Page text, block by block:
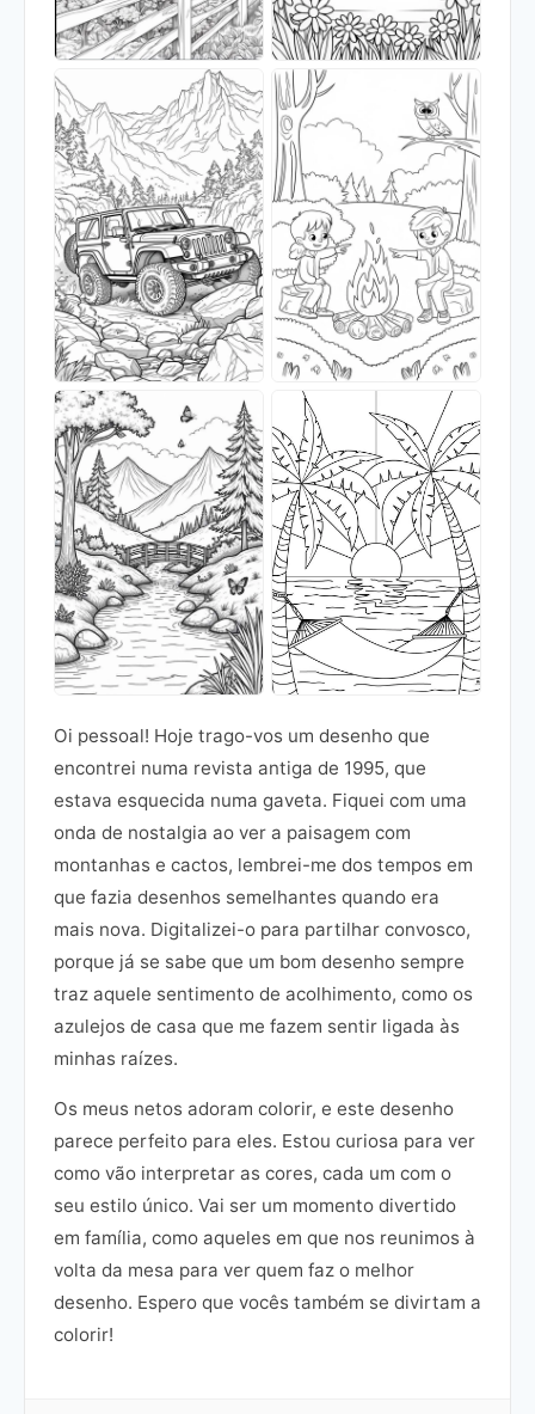
Oi pessoal! Hoje trago-vos um desenho que
encontrei numa revista antiga de 1995, que
estava esquecida numa gaveta. Fiquei com uma
onda de nostalgia ao ver a paisagem com
montanhas e cactos, lembrei-me dos tempos em
que fazia desenhos semelhantes quando era
mais nova. Digitalizei-o para partilhar convosco,
porque já se sabe que um bom desenho sempre
traz aquele sentimento de acolhimento, como os
azulejos de casa que me fazem sentir ligada às
minhas raízes.
Os meus netos adoram colorir, e este desenho
parece perfeito para eles. Estou curiosa para ver
como vão interpretar as cores, cada um com o
seu estilo único. Vai ser um momento divertido
em família, como aqueles em que nos reunimos à
volta da mesa para ver quem faz o melhor
desenho. Espero que vocês também se divirtam a
colorir!